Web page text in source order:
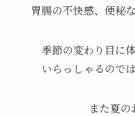
胃腸の不快感、便秘
季節の変わり目に
いらっしゃるので
また夏の